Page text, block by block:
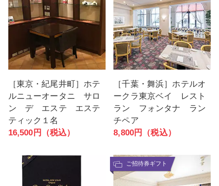
［東京・紀尾井町］ホテ
ルニューオータニ サロ
ン デ エステ エステ
ティック１名
16,500円（税込）
［千葉・舞浜］ホテルオ
ークラ東京ベイ レスト
ラン フォンタナ ラン
チペア
8,800円（税込）
ご招待券ギフト